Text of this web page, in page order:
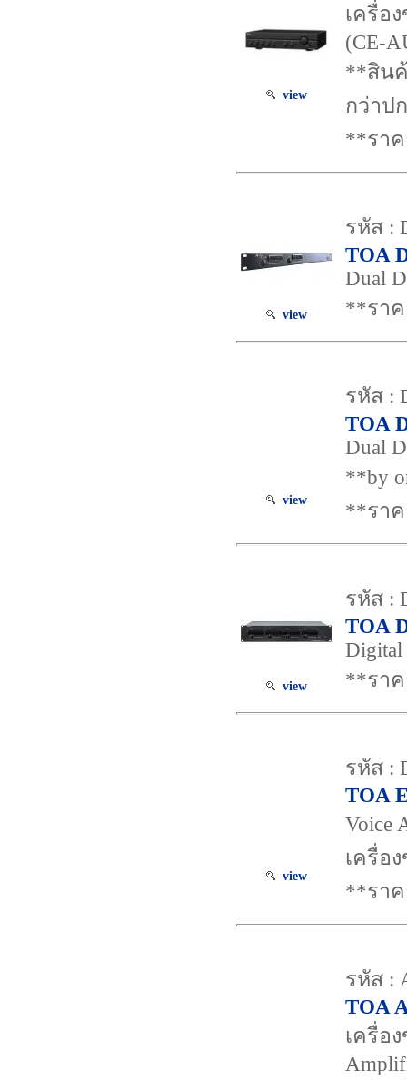
view
เครื่อ
(CE-
**สินค้
กว่าป
**รา
view
รหัส :
TOA
Dual
**รา
view
รหัส :
TOA
Dual
**by
**รา
view
รหัส :
TOA
Digital
**รา
view
รหัส :
TOA
Voice
เครื่อ
**รา
รหัส :
TOA
เครื่อ